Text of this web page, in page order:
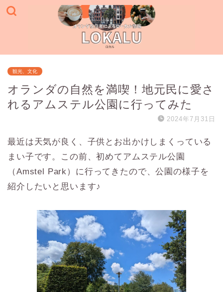
観光、文化
オランダの自然を満喫！地元民に愛さ
れるアムステル公園に行ってみた
2024年7月31日
最近は天気が良く、子供とお出かけしまくっている
まい子です。この前、初めてアムステル公園
（Amstel Park）に行ってきたので、公園の様子を
紹介したいと思います♪